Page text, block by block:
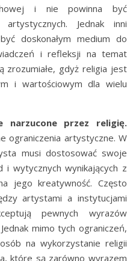
i nie powinna być
Jednak inni
doskonałym medium do
i refleksji na temat
zrozumiałe, gdyż religia jest
i wartościowym dla wielu
narzucone przez religię.
ograniczenia artystyczne. W
musi dostosować swoje
i wytycznych wynikających z
jego kreatywność. Często
artystami a instytucjami
pewnych wyrazów
mimo tych ograniczeń,
na wykorzystanie religii
które są zarówno wyrazem